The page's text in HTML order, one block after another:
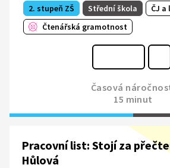
2. stupeň ZŠ Střední škola
ČJ
Čtenářská gramotnost
Časová
15 minut
Pracovní list: Stojí za
Hůlová